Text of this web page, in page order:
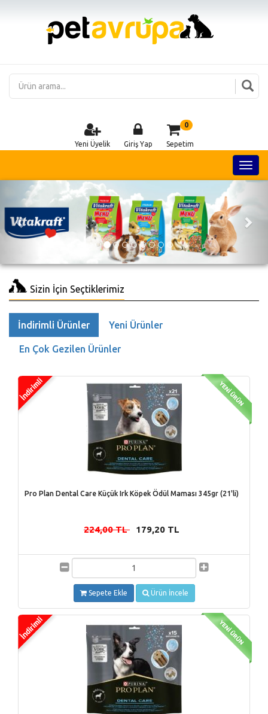
Yeni Üyelik Giriş Yap
0
Sepetim
Sizin İçin Seçtiklerimiz
İndirimli Ürünler Yeni Ürünler
En Çok Gezilen Ürünler
Pro Plan Dental Care Küçük Irk Köpek Ödül Maması 345gr (21'li)
224,00 TL 179,20 TL
Sepete Ekle Ürün İncele